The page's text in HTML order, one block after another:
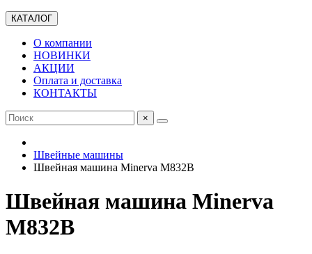
КАТАЛОГ
О компании
НОВИНКИ
АКЦИИ
Оплата и доставка
КОНТАКТЫ
×
Швейные машины
Швейная машина Minerva M832B
Швейная машина Minerva
M832B